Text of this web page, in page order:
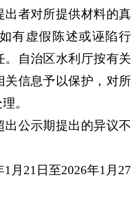
者对所提供材料的真
有虚假陈述或诬陷行
自治区水利厅按有关
信息予以保护，对所
。
出公示期提出的异议不
1月 21 日至2026年1月 27